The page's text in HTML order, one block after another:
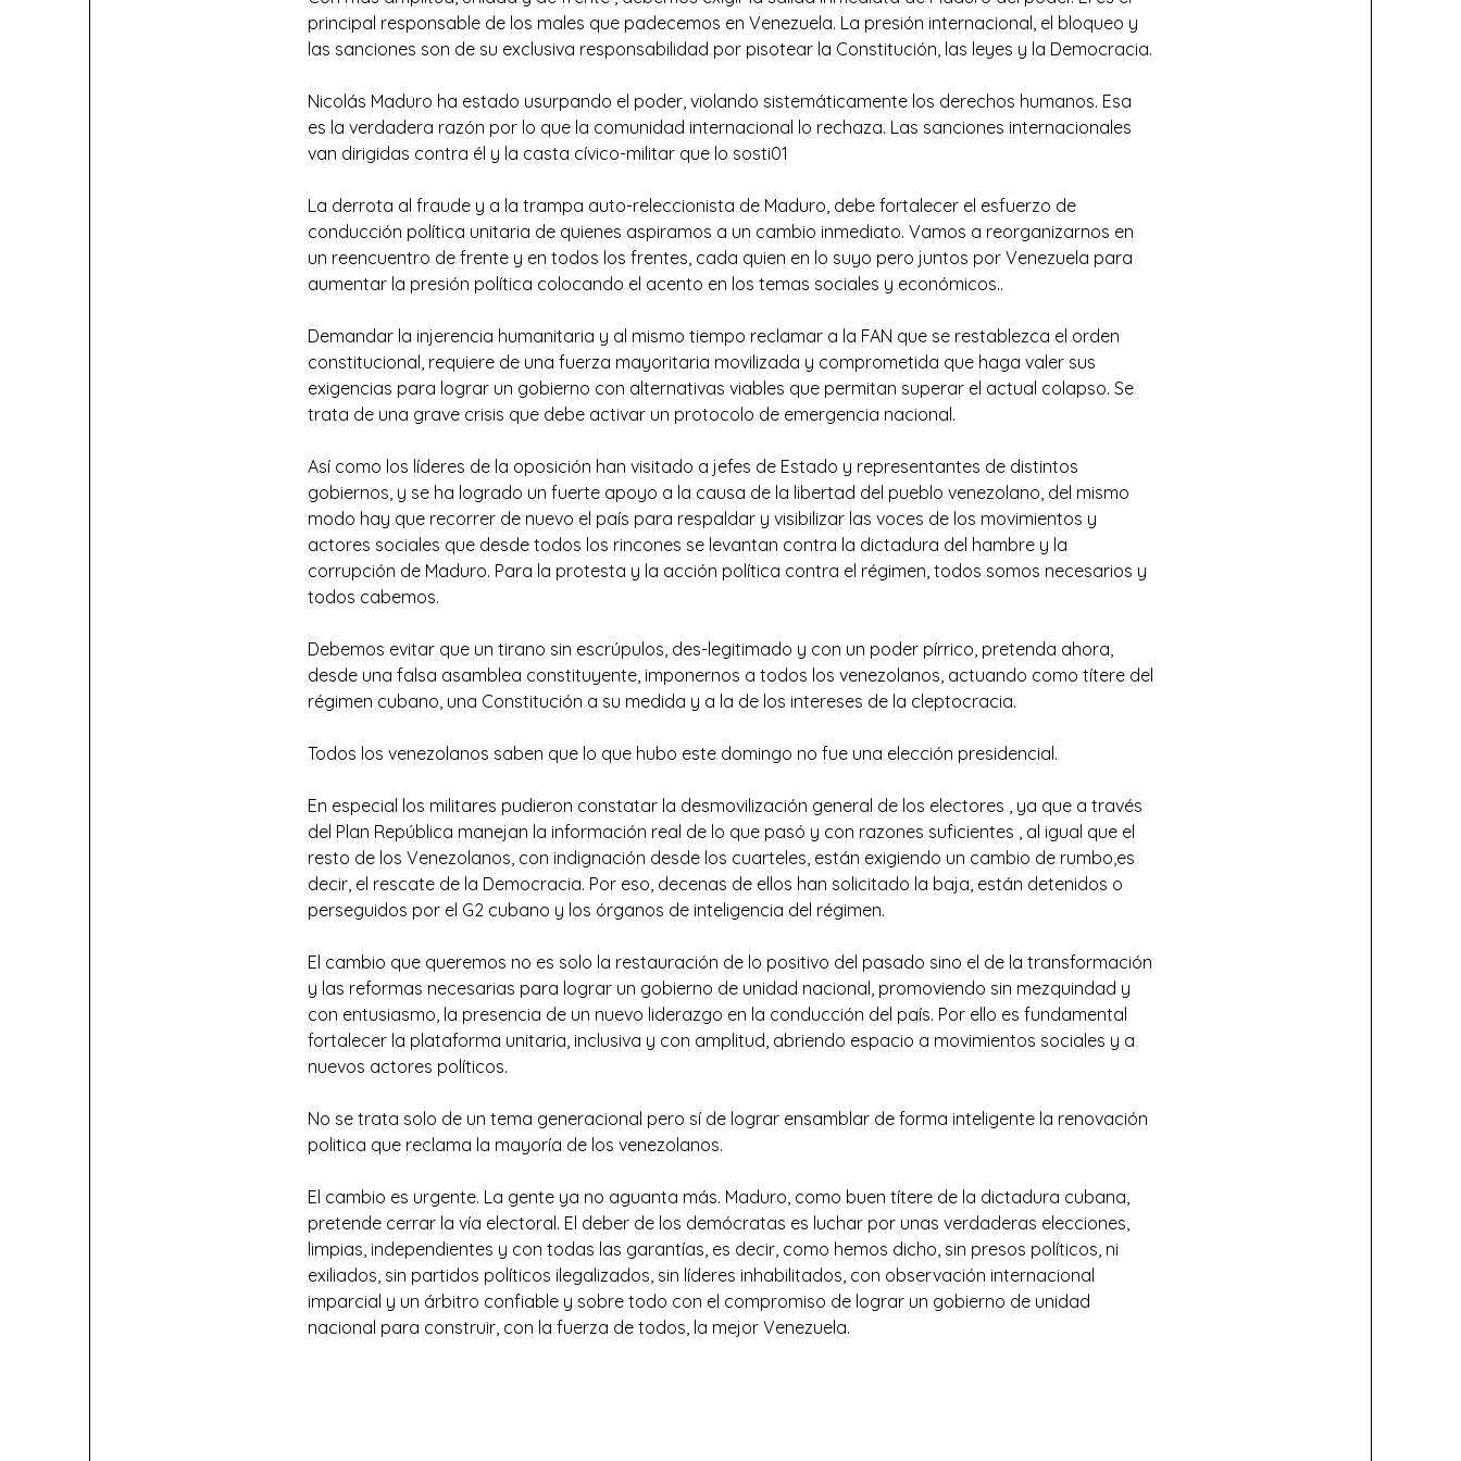
principal responsable de los males que padecemos en Venezuela. La presión internacional, el bloqueo y
las sanciones son de su exclusiva responsabilidad por pisotear la Constitución, las leyes y la Democracia.
Nicolás Maduro ha estado usurpando el poder, violando sistemáticamente los derechos humanos. Esa
es la verdadera razón por lo que la comunidad internacional lo rechaza. Las sanciones internacionales
van dirigidas contra él y la casta cívico-militar que lo sosti01
La derrota al fraude y a la trampa auto-releccionista de Maduro, debe fortalecer el esfuerzo de
conducción política unitaria de quienes aspiramos a un cambio inmediato. Vamos a reorganizarnos en
un reencuentro de frente y en todos los frentes, cada quien en lo suyo pero juntos por Venezuela para
aumentar la presión política colocando el acento en los temas sociales y económicos..
Demandar la injerencia humanitaria y al mismo tiempo reclamar a la FAN que se restablezca el orden
constitucional, requiere de una fuerza mayoritaria movilizada y comprometida que haga valer sus
exigencias para lograr un gobierno con alternativas viables que permitan superar el actual colapso. Se
trata de una grave crisis que debe activar un protocolo de emergencia nacional.
Así como los líderes de la oposición han visitado a jefes de Estado y representantes de distintos
gobiernos, y se ha logrado un fuerte apoyo a la causa de la libertad del pueblo venezolano, del mismo
modo hay que recorrer de nuevo el país para respaldar y visibilizar las voces de los movimientos y
actores sociales que desde todos los rincones se levantan contra la dictadura del hambre y la
corrupción de Maduro. Para la protesta y la acción política contra el régimen, todos somos necesarios y
todos cabemos.
Debemos evitar que un tirano sin escrúpulos, des-legitimado y con un poder pírrico, pretenda ahora,
desde una falsa asamblea constituyente, imponernos a todos los venezolanos, actuando como títere del
régimen cubano, una Constitución a su medida y a la de los intereses de la cleptocracia.
Todos los venezolanos saben que lo que hubo este domingo no fue una elección presidencial.
En especial los militares pudieron constatar la desmovilización general de los electores , ya que a través
del Plan República manejan la información real de lo que pasó y con razones suficientes , al igual que el
resto de los Venezolanos, con indignación desde los cuarteles, están exigiendo un cambio de rumbo,es
decir, el rescate de la Democracia. Por eso, decenas de ellos han solicitado la baja, están detenidos o
perseguidos por el G2 cubano y los órganos de inteligencia del régimen.
El cambio que queremos no es solo la restauración de lo positivo del pasado sino el de la transformación
y las reformas necesarias para lograr un gobierno de unidad nacional, promoviendo sin mezquindad y
con entusiasmo, la presencia de un nuevo liderazgo en la conducción del país. Por ello es fundamental
fortalecer la plataforma unitaria, inclusiva y con amplitud, abriendo espacio a movimientos sociales y a
nuevos actores políticos.
No se trata solo de un tema generacional pero sí de lograr ensamblar de forma inteligente la renovación
politica que reclama la mayoría de los venezolanos.
El cambio es urgente. La gente ya no aguanta más. Maduro, como buen títere de la dictadura cubana,
pretende cerrar la vía electoral. El deber de los demócratas es luchar por unas verdaderas elecciones,
limpias, independientes y con todas las garantías, es decir, como hemos dicho, sin presos políticos, ni
exiliados, sin partidos políticos ilegalizados, sin líderes inhabilitados, con observación internacional
imparcial y un árbitro confiable y sobre todo con el compromiso de lograr un gobierno de unidad
nacional para construir, con la fuerza de todos, la mejor Venezuela.